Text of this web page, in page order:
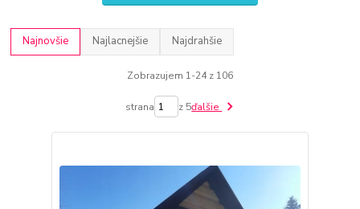
Najnovšie Najlacnejšie Najdrahšie
Zobrazujem 1-24 z 106
strana z 5ďalšie